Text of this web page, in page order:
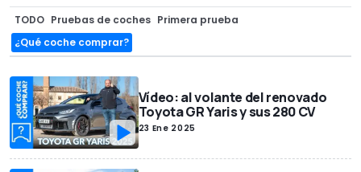
TODO Pruebas de coches Primera prueba
¿Qué coche comprar?
Vídeo: al volante del renovado
Toyota GR Yaris y sus 280 CV
23 Ene 2025